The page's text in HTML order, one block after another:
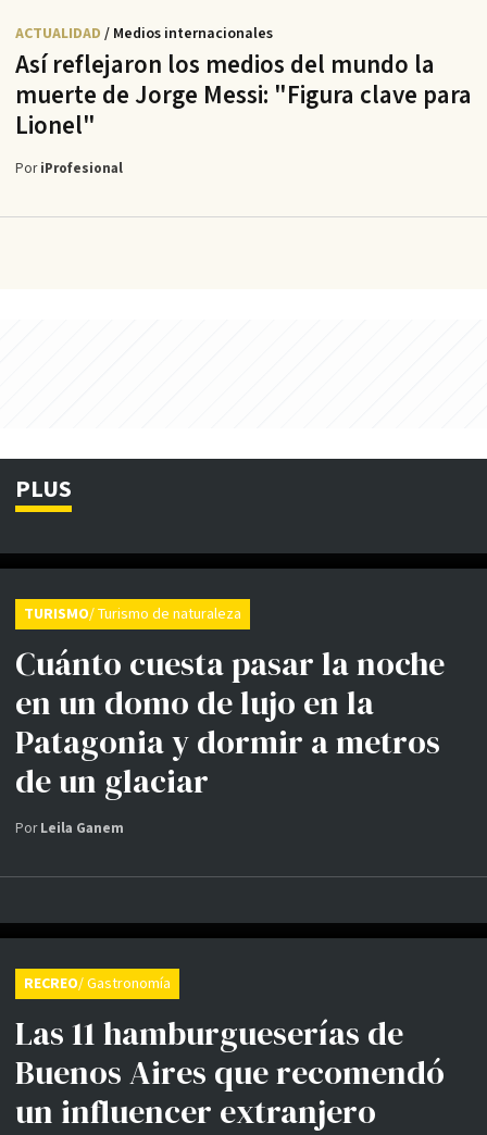
Así reflejaron los medios del mundo la
muerte de Jorge Messi: "Figura clave para
Lionel"
ACTUALIDAD / Medios internacionales
PoriProfesional
PLUS
Cuánto cuesta pasar la noche
en un domo de lujo en la
Patagonia y dormir a metros
de un glaciar
TURISMO/ Turismo de naturaleza
PorLeila Ganem
Las 11 hamburgueserías de
Buenos Aires que recomendó
un influencer extranjero
RECREO/ Gastronomía